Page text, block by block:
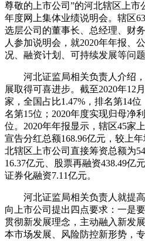
尊敬的上市公司”的河北辖区上市
年度网上集体业绩说明会。辖区
选层公司的董事长、总经理、财
人参加说明会，就2020年年报、
况、融资计划、可持续发展等问
河北证监局相关负责人介绍，
展取得可喜进步。截至2020年12
家，全国占比1.47%，排名第14
名第15位；2020年度实现归母净
位。2020年年报显示，辖区45家
宣告分红总额168.96亿元，较上
北辖区上市公司直接筹资总额为
16.37亿元、股票再融资438.49亿
证券化融资7.11亿元。
河北证监局相关负责人就提高
向上市公司提出四点要求：一是
贯彻新发展理念，主动融入新发
本市场发展、风险防控新形势，